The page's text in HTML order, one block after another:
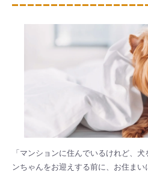
「マンションに住んでいるけれど、
ンちゃんをお迎えする前に、お住ま